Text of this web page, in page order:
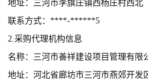
地址：三河市李旗庄镇西杨庄村西北
联系方式：****-******5
2.采购代理机构信息
名称：三河市善祥建设项目管理有限
地址：河北省廊坊市三河市燕郊开